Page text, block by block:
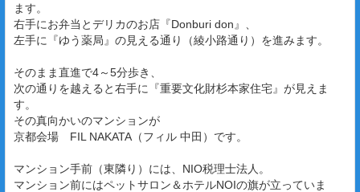
ます。
右手にお弁当とデリカのお店『Donburi don』、
左手に『ゆう薬局』の見える通り（綾小路通り）を進みます。
そのまま直進で4～5分歩き、
次の通りを越えると右手に『重要文化財杉本家住宅』が見えま
す。
その真向かいのマンションが
京都会場 FIL NAKATA（フィル 中田）です。
マンション手前（東隣り）には、NIO税理士法人。
マンション前にはペットサロン＆ホテルNOIの旗が立っていま